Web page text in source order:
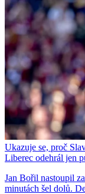
Ukazuje se, proč
Liberec odehrál jen
Jan Bořil nastoupil
minutách šel dolů.